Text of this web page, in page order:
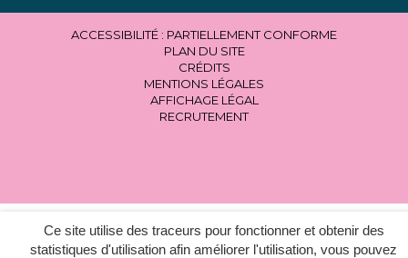
Ce site utilise des traceurs pour fonctionner et obtenir des
statistiques d'utilisation afin améliorer l'utilisation, vous pouvez
ACCESSIBILITÉ : PARTIELLEMENT CONFORME
PLAN DU SITE
CRÉDITS
MENTIONS LÉGALES
AFFICHAGE LÉGAL
RECRUTEMENT